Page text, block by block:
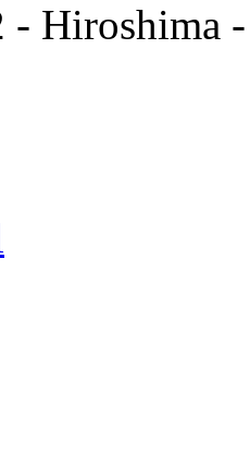
Hiroshima -